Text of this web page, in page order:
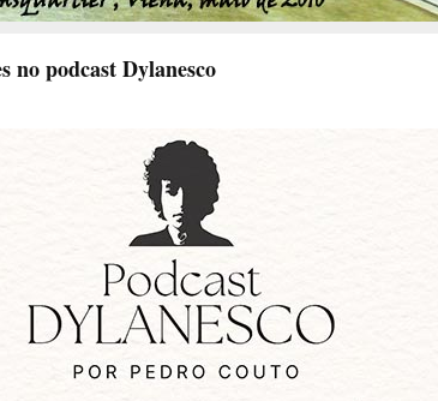
no podcast Dylanesco